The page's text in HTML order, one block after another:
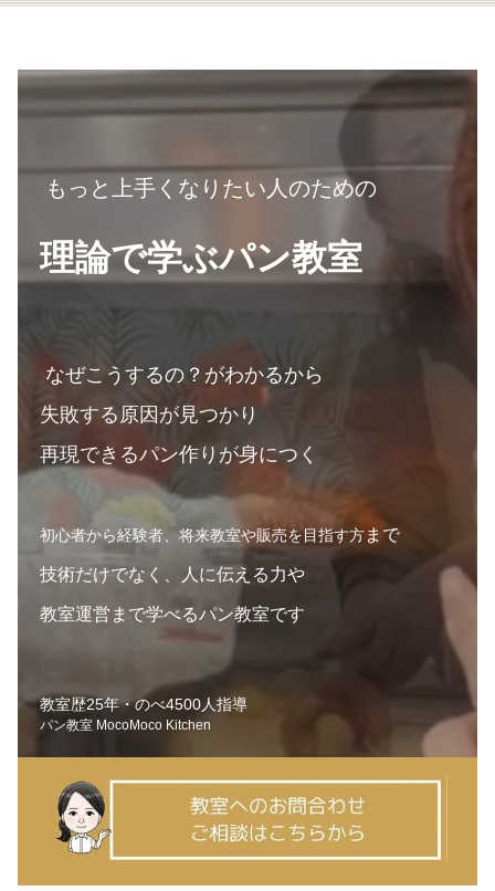
もっと上手くなりたい人のための
理論で学ぶパン教室
なぜこうするの？がわかるから
失敗する原因が見つかり
再現できるパン作りが身につく
初心者から経験者、将来教室や販売を目指す方まで
技術だけでなく、人に伝える力や
教室運営まで学べるパン教室です
教室歴25年・のべ4500人指導
パン教室 MocoMoco Kitchen